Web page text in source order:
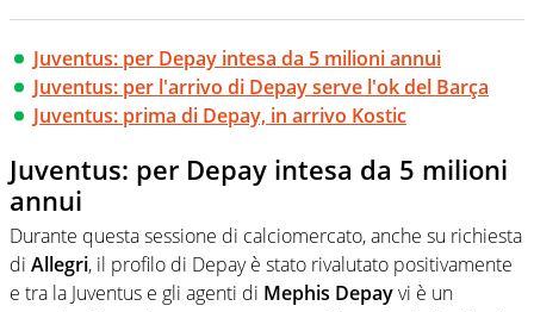
Juventus: per Depay intesa da 5 milioni annui
Juventus: per l'arrivo di Depay serve l'ok del Barça
Juventus: prima di Depay, in arrivo Kostic
Juventus: per Depay intesa da 5 milioni
annui
Durante questa sessione di calciomercato, anche su richiesta
di Allegri, il profilo di Depay è stato rivalutato positivamente
e tra la Juventus e gli agenti di Mephis Depayvi è un